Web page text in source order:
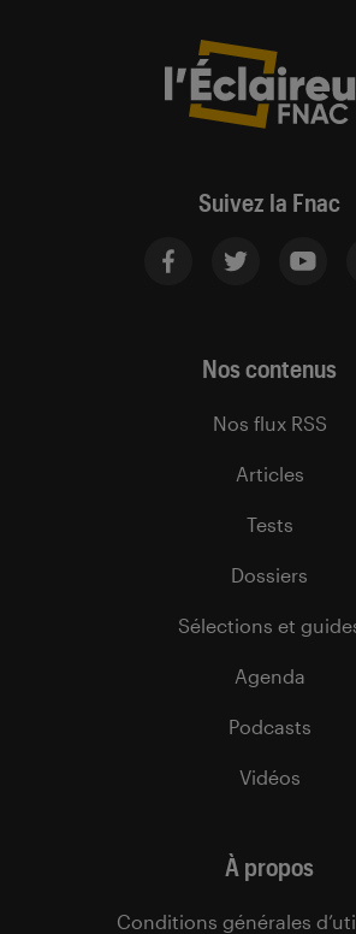
Suivez la Fnac
Nos contenus
Nos flux RSS
Articles
Tests
Dossiers
Sélections et
Agenda
Podcasts
Vidéos
À propos
Conditions générales